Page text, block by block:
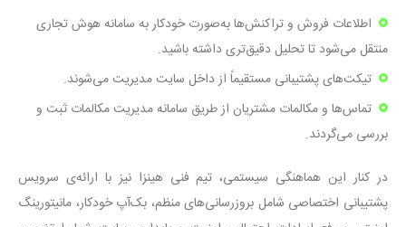
اطلاعات فروش و تراکنش‌ها به‌صورت خودکار به سامانه هوش تجاری
منتقل می‌شود تا تحلیل دقیق‌تری داشته باشید.
تیکت‌های پشتیبانی مستقیماً از داخل سایت مدیریت می‌شوند.
تماس‌ها و مکالمات مشتریان از طریق سامانه مدیریت مکالمات ثبت و
بررسی می‌گردند.
در کنار این هماهنگی سیستمی، تیم فنی هینزا نیز با ارائه‌ی سرویس
پشتیبانی اختصاصی شامل بروزرسانی‌های منظم، بک‌آپ خودکار، مانیتورینگ